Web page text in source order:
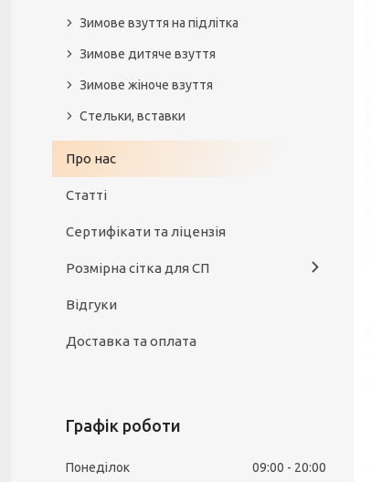
Зимове взуття на підлітка
Зимове дитяче взуття
Зимове жіноче взуття
Стельки, вставки
Про нас
Статті
Сертифікати та ліцензія
Розмірна сітка для СП
Відгуки
Доставка та оплата
Графік роботи
Понеділок 09:00
20:00